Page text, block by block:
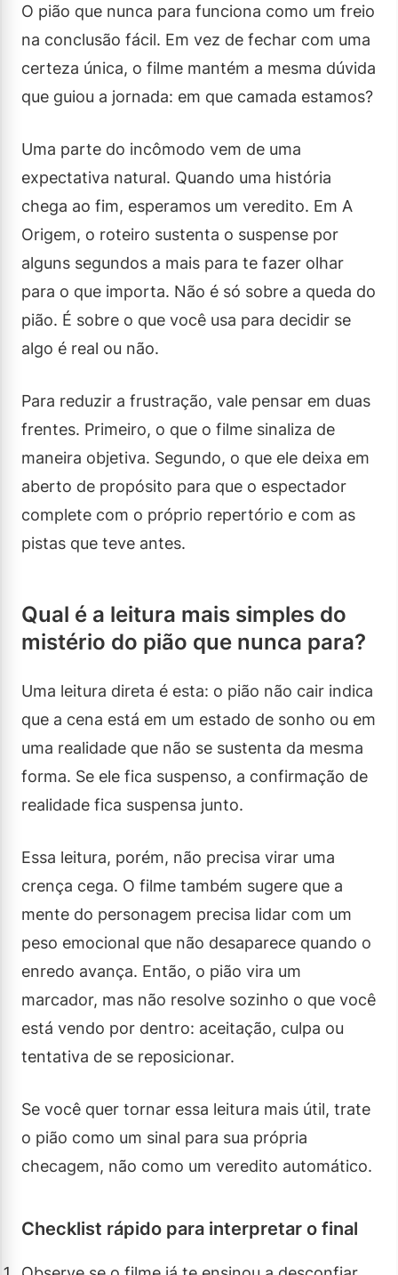
O pião que nunca para funciona como um freio
na conclusão fácil. Em vez de fechar com uma
certeza única, o filme mantém a mesma dúvida
que guiou a jornada: em que camada estamos?
Uma parte do incômodo vem de uma
expectativa natural. Quando uma história
chega ao fim, esperamos um veredito. Em A
Origem, o roteiro sustenta o suspense por
alguns segundos a mais para te fazer olhar
para o que importa. Não é só sobre a queda do
pião. É sobre o que você usa para decidir se
algo é real ou não.
Para reduzir a frustração, vale pensar em duas
frentes. Primeiro, o que o filme sinaliza de
maneira objetiva. Segundo, o que ele deixa em
aberto de propósito para que o espectador
complete com o próprio repertório e com as
pistas que teve antes.
Qual é a leitura mais simples do
mistério do pião que nunca para?
Uma leitura direta é esta: o pião não cair indica
que a cena está em um estado de sonho ou em
uma realidade que não se sustenta da mesma
forma. Se ele fica suspenso, a confirmação de
realidade fica suspensa junto.
Essa leitura, porém, não precisa virar uma
crença cega. O filme também sugere que a
mente do personagem precisa lidar com um
peso emocional que não desaparece quando o
enredo avança. Então, o pião vira um
marcador, mas não resolve sozinho o que você
está vendo por dentro: aceitação, culpa ou
tentativa de se reposicionar.
Se você quer tornar essa leitura mais útil, trate
o pião como um sinal para sua própria
checagem, não como um veredito automático.
Checklist rápido para interpretar o final